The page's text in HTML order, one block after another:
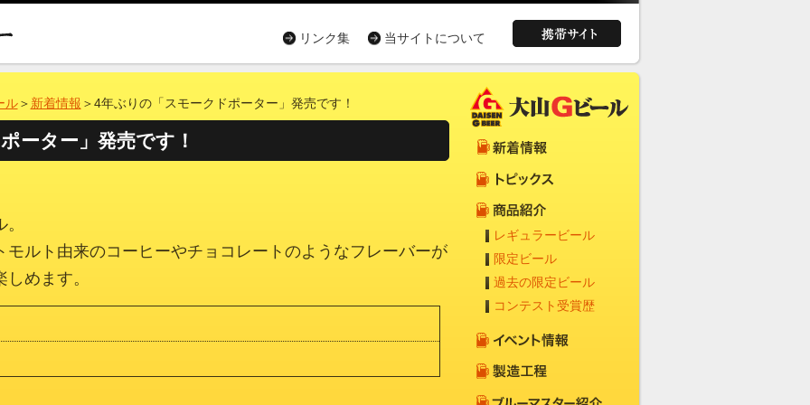
当サイトについて
リンク集
ル＞ 新着情報 ＞4年ぶりの「スモークドポーター」発売です！
ーター」発売です！
モルト由来のコーヒーやチョコレートのようなフレーバーが
めます。
レギュラービール
限定ビール
過去の限定ビール
コンテスト受賞歴